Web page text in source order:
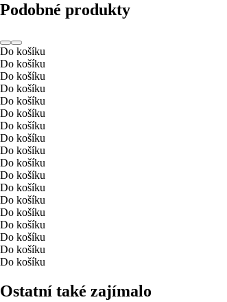
Podobné produkty
Do košíku
Do košíku
Do košíku
Do košíku
Do košíku
Do košíku
Do košíku
Do košíku
Do košíku
Do košíku
Do košíku
Do košíku
Do košíku
Do košíku
Do košíku
Do košíku
Do košíku
Do košíku
Ostatní také zajímalo